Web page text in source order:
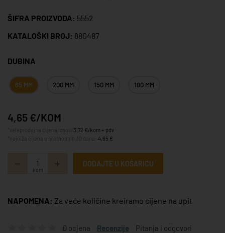
ŠIFRA PROIZVODA: 5552
KATALOŠKI BROJ: 880487
DUBINA
65 MM 200 MM 150 MM 100 MM
4,65 €/KOM
3,72 €/kom + pdv
4,65 €
kom
DODAJTE U KOŠARICU
NAPOMENA: Za veće količine kreiramo cijene na upit
0 ocjena Recenzije Pitanja i odgovori